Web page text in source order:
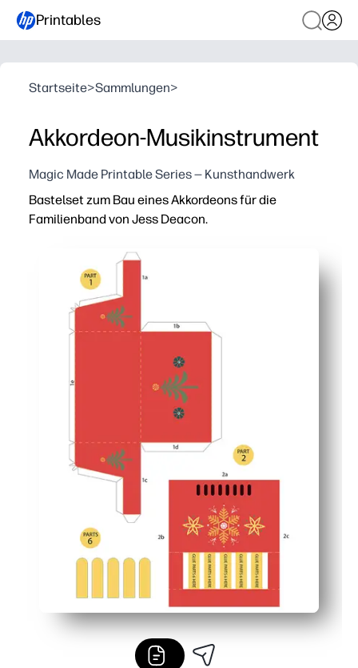
Printables
Startseite>Sammlungen>
Akkordeon-Musikinstrument
Magic Made Printable Series — Kunsthandwerk
Bastelset zum Bau eines Akkordeons für die
Familienband von Jess Deacon.
Sie drucken und bauen im Handumdrehen —
Hält Kinder bei Laune — ein handwerkliches,
Sneaks in STEAM — sprechen Sie über Symmetrie,
Geeignet für den Unterricht oder zu Hause — die